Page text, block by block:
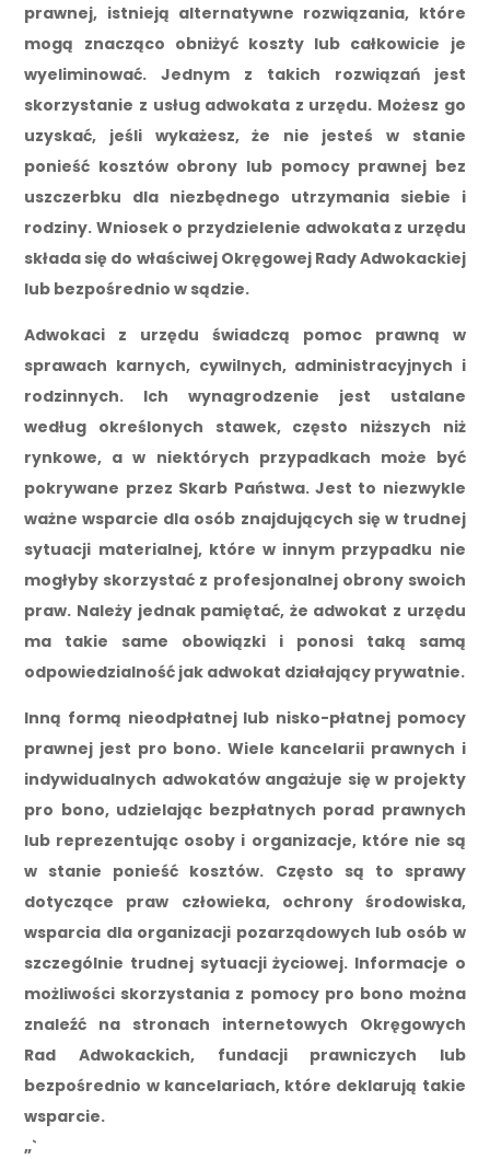
prawnej, istnieją alternatywne rozwiązania, które
mogą znacząco obniżyć koszty lub całkowicie je
wyeliminować. Jednym z takich rozwiązań jest
skorzystanie z usług adwokata z urzędu. Możesz go
uzyskać, jeśli wykażesz, że nie jesteś w stanie
ponieść kosztów obrony lub pomocy prawnej bez
uszczerbku dla niezbędnego utrzymania siebie i
rodziny. Wniosek o przydzielenie adwokata z urzędu
składa się do właściwej Okręgowej Rady Adwokackiej
lub bezpośrednio w sądzie.
Adwokaci z urzędu świadczą pomoc prawną w
sprawach karnych, cywilnych, administracyjnych i
rodzinnych. Ich wynagrodzenie jest ustalane
według określonych stawek, często niższych niż
rynkowe, a w niektórych przypadkach może być
pokrywane przez Skarb Państwa. Jest to niezwykle
ważne wsparcie dla osób znajdujących się w trudnej
sytuacji materialnej, które w innym przypadku nie
mogłyby skorzystać z profesjonalnej obrony swoich
praw. Należy jednak pamiętać, że adwokat z urzędu
ma takie same obowiązki i ponosi taką samą
odpowiedzialność jak adwokat działający prywatnie.
Inną formą nieodpłatnej lub nisko-płatnej pomocy
prawnej jest pro bono. Wiele kancelarii prawnych i
indywidualnych adwokatów angażuje się w projekty
pro bono, udzielając bezpłatnych porad prawnych
lub reprezentując osoby i organizacje, które nie są
w stanie ponieść kosztów. Często są to sprawy
dotyczące praw człowieka, ochrony środowiska,
wsparcia dla organizacji pozarządowych lub osób w
szczególnie trudnej sytuacji życiowej. Informacje o
możliwości skorzystania z pomocy pro bono można
znaleźć na stronach internetowych Okręgowych
Rad Adwokackich, fundacji prawniczych lub
bezpośrednio w kancelariach, które deklarują takie
wsparcie.
„`